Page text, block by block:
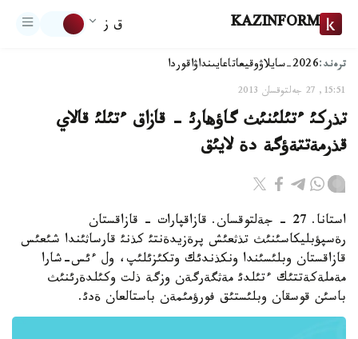
KAZINFORM ق ز
ترەند:2026-سايلاۋ وقيعاتاعايىنداۋاقوردا
15:51, 27 جەلتوقسان 2013
تذركئ ءتئلئنئث گاؤهارئ - قازاق ءتئلئ قالاي
قذرمةتتةؤگة دة لايئق
استانا. 27 - جةلتوقسان. قازاقپارات - قازاقستان
رةسپؤبليكاسئنئث تذثعئش پرةزيدةنتئ كذنئ قارساثئندا شئعئس
قازاقستان وبلئسئندا ونكذندئك وتكئزئلئپ، ول ءئس-شارا
مةملةكةتتئك ءتئلدئ مةثگةرگةن وزگة ذلت وكئلدةرئنئث
باسئن قوسقان وبلئستئق فورؤمئمةن باستالعان ةدئ.